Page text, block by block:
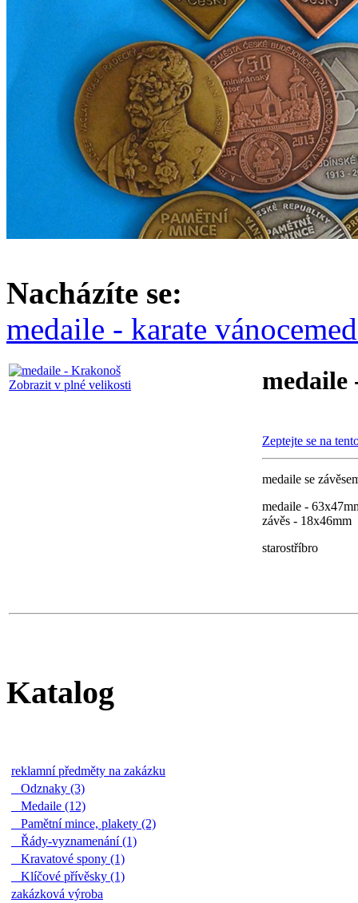
Nacházíte se:
medaile - karate vánoce
Zobrazit v plné velikosti medaile
Zeptejte se na
medaile se
medaile -
závěs - 18x46mm
starostříbro
Katalog
reklamní předměty na zakázku
Odznaky (3)
Medaile (12)
Pamětní mince, plakety (2)
Řády-vyznamenání (1)
Kravatové spony (1)
Klíčové přívěsky (1)
zakázková výroba